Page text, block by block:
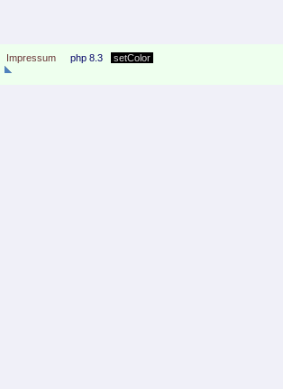
Impressum php 8.3 setColor